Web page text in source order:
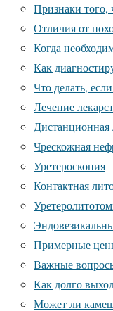
Признаки того,
Отличия от
Когда
Как
Что делать,
Лечение
Дистанционная
Чрескожная
Уретероскопия
Контактная
Примерные
Важные
Как долго
Может ли